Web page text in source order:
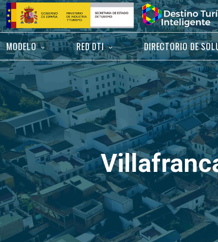
Saltar
al
contenido
Inicio
MODELO RED DTI DIRECTORIO DE